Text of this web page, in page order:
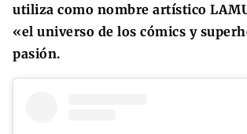
utiliza como nombre artístico
«el universo de los cómics y
pasión.